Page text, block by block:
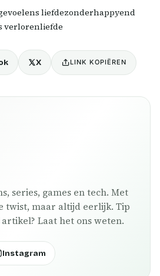
liefdezonderhappyend
verlorenliefde
X LINK KOPIËREN
series, games en tech. Met
twist, maar altijd eerlijk. Tip
Laat het ons weten.
Instagram